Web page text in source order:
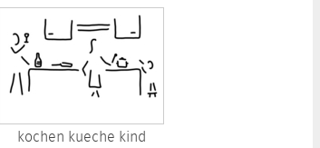
kochen kueche kind